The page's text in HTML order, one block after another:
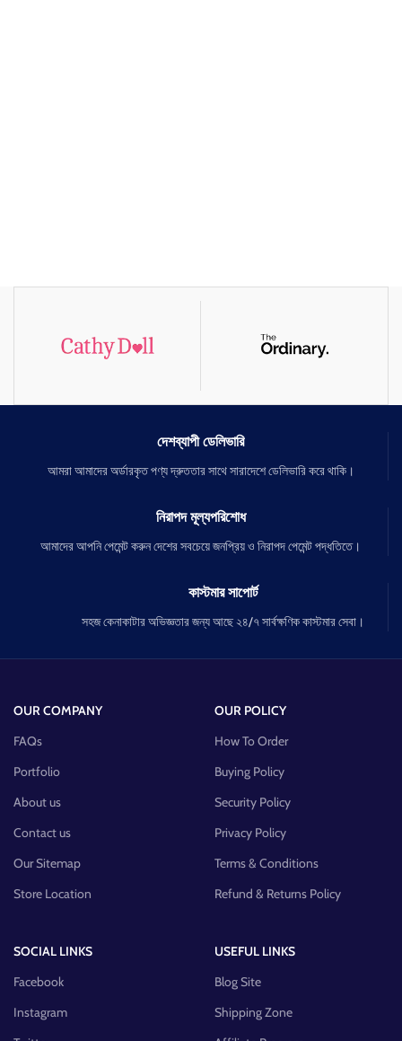
দেশব্যাপী ডেলিভারি
আমরা আমাদের অর্ডারকৃত পণ্য দ্রুততার সাথে সারাদেশে ডেলিভারি করে থাকি।
নিরাপদ মূল্যপরিশোধ
আমাদের আপনি পেমেন্ট করুন দেশের সবচেয়ে জনপ্রিয় ও নিরাপদ পেমেন্ট পদ্ধতিতে।
কাস্টমার সাপোর্ট
সহজ কেনাকাটার অভিজ্ঞতার জন্য আছে ২৪/৭ সার্বক্ষণিক কাস্টমার সেবা।
OUR COMPANY
FAQs
Portfolio
About us
Contact us
Our Sitemap
Store Location
OUR POLICY
How To Order
Buying Policy
Security Policy
Privacy Policy
Terms & Conditions
Refund & Returns Policy
SOCIAL LINKS
Facebook
Instagram
USEFUL LINKS
Blog Site
Shipping Zone